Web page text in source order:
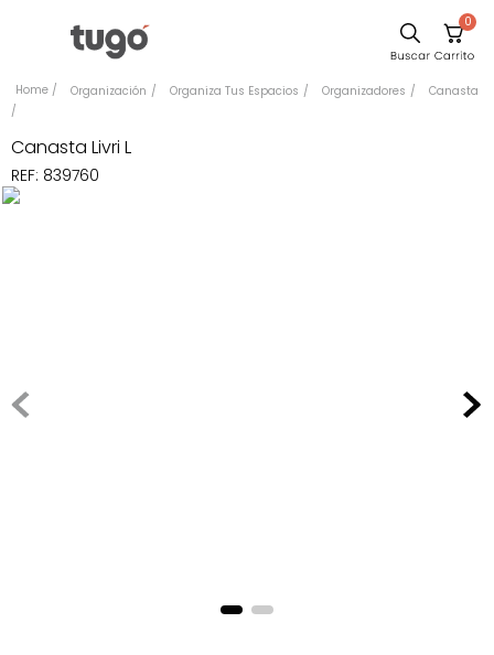
0
Organización Organiza Tus Espacios Organizadores Canasta
Canasta Livri L
REF: 839760
Sillas